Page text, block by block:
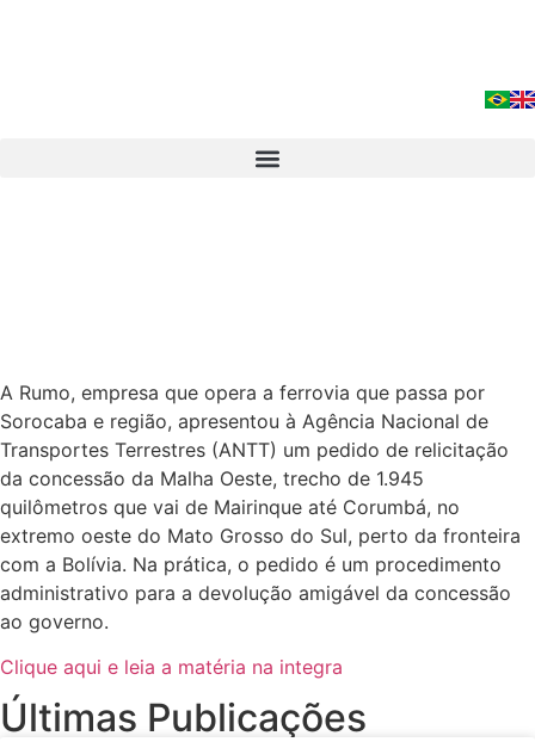
A Rumo, empresa que opera a ferrovia que passa por
Sorocaba e região, apresentou à Agência Nacional de
Transportes Terrestres (ANTT) um pedido de relicitação
da concessão da Malha Oeste, trecho de 1.945
quilômetros que vai de Mairinque até Corumbá, no
extremo oeste do Mato Grosso do Sul, perto da fronteira
com a Bolívia. Na prática, o pedido é um procedimento
administrativo para a devolução amigável da concessão
ao governo.
Clique aqui e leia a matéria na integra
Últimas Publicações